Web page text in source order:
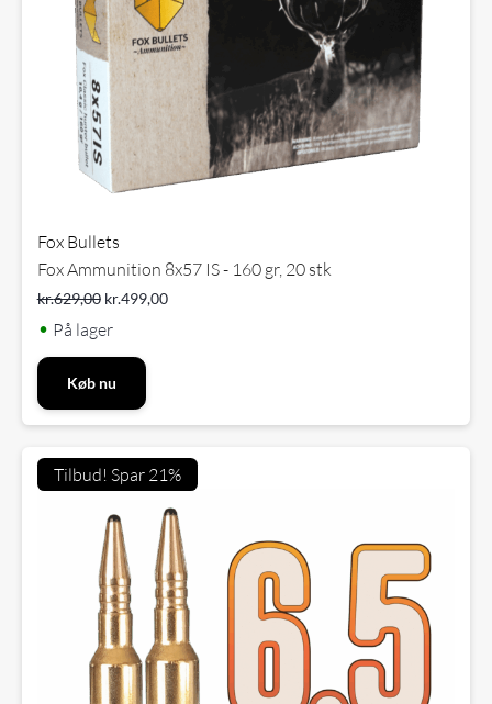
Fox Bullets
Fox Ammunition 8x57 IS - 160 gr, 20 stk
kr.629,00 kr.499,00
• På lager
Køb nu
Tilbud! Spar 21%